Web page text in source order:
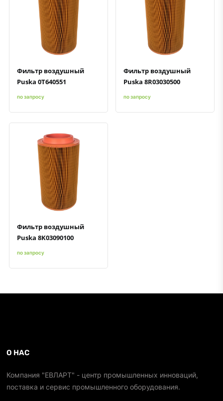
Быстрый просмотрДобавить к сравнению
Добавить в избранное
Фильтр воздушный
Puska 0T640551
по запросу
Быстрый просмотрДобавить к сравнению
Добавить в избранное
Фильтр воздушный
Puska 8R03030500
по запросу
Быстрый просмотрДобавить к сравнению
Добавить в избранное
Фильтр воздушный
Puska 8K03090100
по запросу
О НАС
Компания "ЕВЛАРТ" - центр промышленных инноваций,
поставка и сервис промышленного оборудования.